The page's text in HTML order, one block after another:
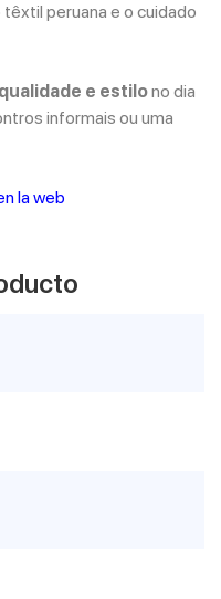
peruana e o cuidado
e estilono dia
informais ou uma
la web